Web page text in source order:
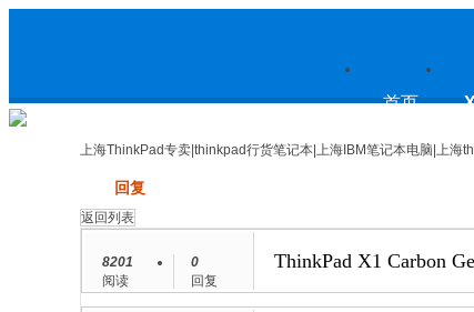
上
海ThinkPad专卖|thinkpad行货笔
首页
上海ThinkPad专卖|thinkpad行货笔记本|上海IBM笔记本电脑|上海
回复
返回列表
8201
阅读
0
回复
ThinkPad X1 Carbon